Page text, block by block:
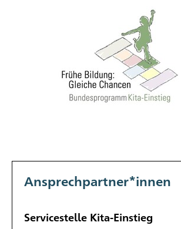
Ansprechpartner*innen
Servicestelle Kita-Einstieg